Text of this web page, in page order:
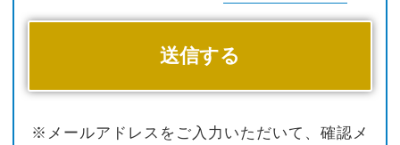
※メールアドレスをご入力いただいて、確認メ